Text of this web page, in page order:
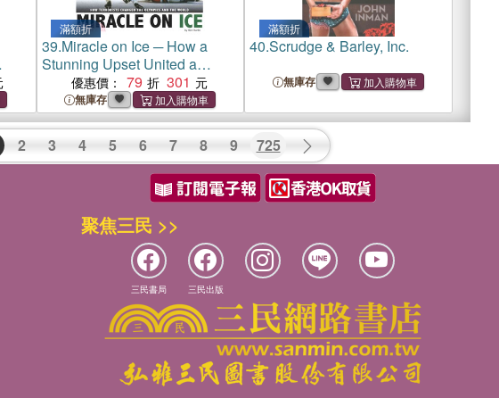
滿額折
39.Miracle on Ice ─ How a
Stunning Upset United a
Country優惠價： 79 301
無庫存
滿額折
40.Scrudge & Barley, Inc.
無庫存
2 3 4 5 6 7 8 9 725
聚焦三民 >>
三民書局 三民出版